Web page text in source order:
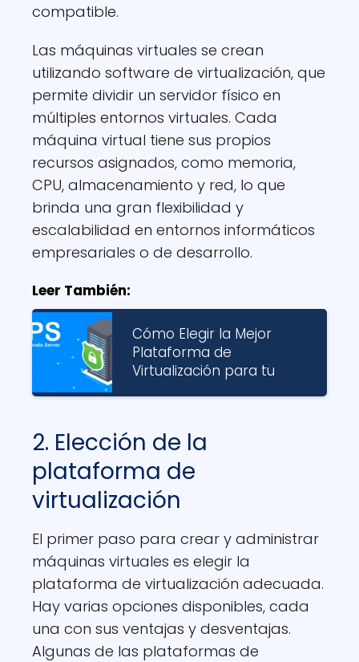
compatible.
Las máquinas virtuales se crean
utilizando software de virtualización, que
permite dividir un servidor físico en
múltiples entornos virtuales. Cada
máquina virtual tiene sus propios
recursos asignados, como memoria,
CPU, almacenamiento y red, lo que
brinda una gran flexibilidad y
escalabilidad en entornos informáticos
empresariales o de desarrollo.
Leer También:
Cómo Elegir la Mejor
Plataforma de
Virtualización para tu
2. Elección de la
plataforma de
virtualización
El primer paso para crear y administrar
máquinas virtuales es elegir la
plataforma de virtualización adecuada.
Hay varias opciones disponibles, cada
una con sus ventajas y desventajas.
Algunas de las plataformas de